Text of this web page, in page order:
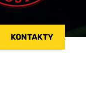
KONTAKTY